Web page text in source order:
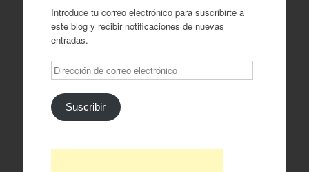
Introduce tu correo electrónico para suscribirte a
este blog y recibir notificaciones de nuevas
entradas.
Dirección
de
correo
electrónico
Suscribir